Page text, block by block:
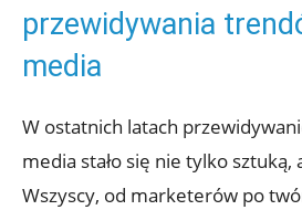
przewidywania
media
W ostatnich latach
media stało się nie tylko sztuką,
Wszyscy, od marketerów po